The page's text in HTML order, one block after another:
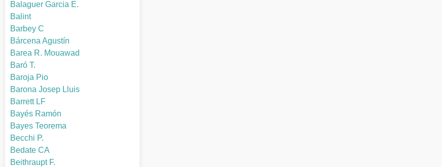
Balaguer Garcia E.
Balint
Barbey C
Bárcena Agustín
Barea R. Mouawad
Baró T.
Baroja Pio
Barona Josep Lluis
Barrett LF
Bayés Ramón
Bayes Teorema
Becchi P.
Bedate CA
Beithraupt F.